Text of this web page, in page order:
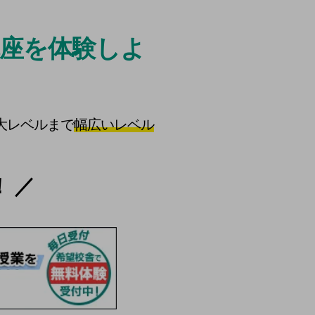
を体験しよ
レベルまで幅広いレベル
／